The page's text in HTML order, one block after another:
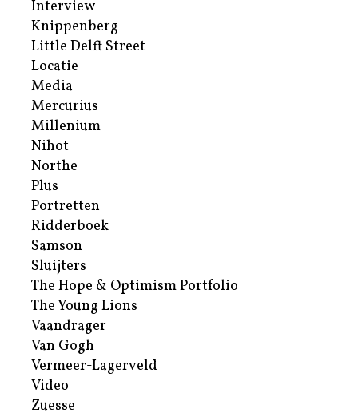
Interview
Knippenberg
Little Delft Street
Locatie
Media
Mercurius
Millenium
Nihot
Northe
Plus
Portretten
Ridderboek
Samson
Sluijters
The Hope & Optimism Portfolio
The Young Lions
Vaandrager
Van Gogh
Vermeer-Lagerveld
Video
Zuesse